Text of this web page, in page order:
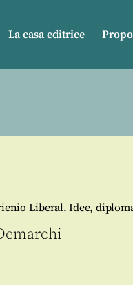
La casa editrice
Liberal. Idee,